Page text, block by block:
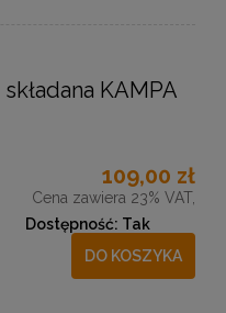
KAMPA
109,00 zł
Cena zawiera 23% VAT,
Dostępność: Tak
DO KOSZYKA